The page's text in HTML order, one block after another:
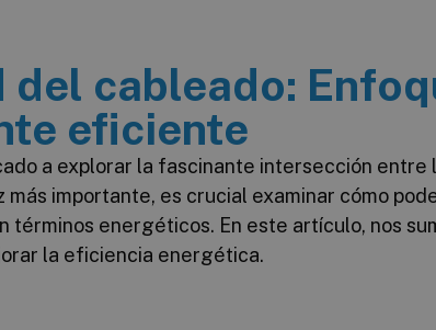
cableado:
eficiente
a explorar la fascinante intersección
más importante, es crucial examinar cómo
términos energéticos. En este artículo, nos
la eficiencia energética.